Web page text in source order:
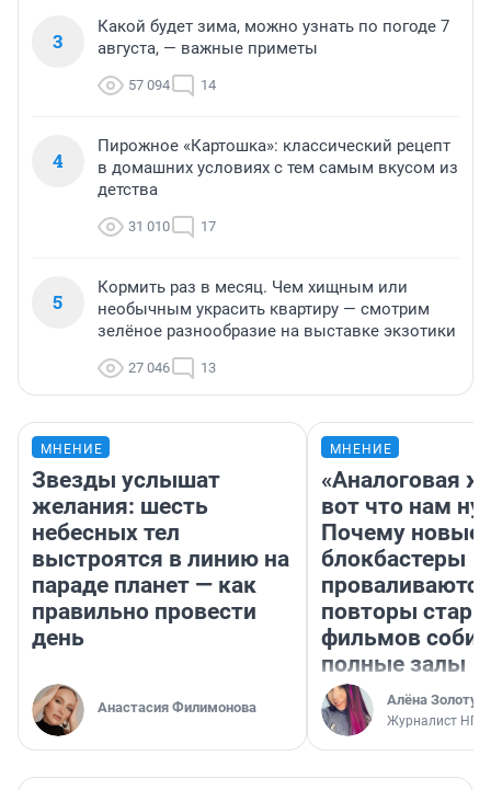
3
Какой будет зима, можно узнать по погоде 7
августа, — важные приметы
57 094 14
4
Пирожное «Картошка»: классический рецепт
в домашних условиях с тем самым вкусом из
детства
31 010 17
5
Кормить раз в месяц. Чем хищным или
необычным украсить квартиру — смотрим
зелёное разнообразие на выставке экзотики
27 046 13
МНЕНИЕ
Звезды услышат
желания: шесть
небесных тел
выстроятся в линию на
параде планет — как
правильно провести
день
Анастасия Филимонова
МНЕНИЕ
«Аналоговая
вот что нам
Почему новые
блокбастеры
повторы
фильмов
полные залы
Алёна
Журналист НГС